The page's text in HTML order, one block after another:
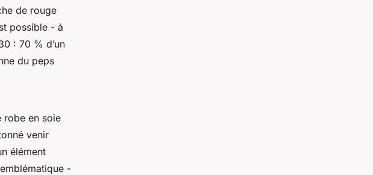
de rouge
possible - à
: 70 % d’un
du peps
robe en soie
venir
élément
-